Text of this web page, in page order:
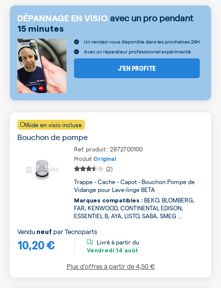
DÉPANNAGE EN VISIO avec un pro pendant
15 minutes
Un rendez-vous disponible dans les prochaines 24H
Avec un réparateur professionnel expérimenté
J’EN PROFITE
Aide en visio incluse
Bouchon de pompe
Ref. produit : 2872700100
Produit Original
(2)
Trappe - Cache - Capot - Bouchon Pompe de
Vidange pour Lave-linge BETA
Marques compatibles : BEKO, BLOMBERG,
FAR, KENWOOD, CONTINENTAL EDISON,
ESSENTIEL B, AYA, LISTO, SABA, SMEG ...
10,20 €
Vendu neuf parTecnoparts
Livré à partir du
Vendredi 14 août
Plus d’offres à partir de4,50 €